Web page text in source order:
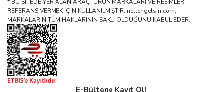
* BU SİTEDE YER ALAN ARAÇ, ÜRÜN MARKALARI VE RESİMLERİ
REFERANS VERMEK İÇİN KULLANILMIŞTIR. nettengelsin.com,
MARKALARIN TÜM HAKLARININ SAKLI OLDUĞUNU KABUL EDER.
E-Bültene Kayıt Ol!